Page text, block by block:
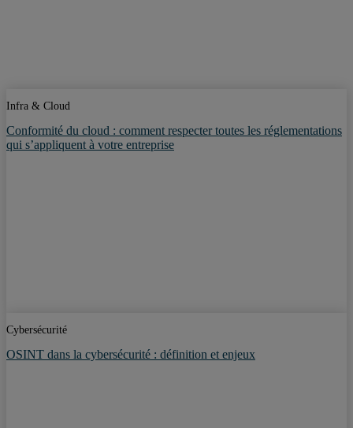
Infra & Cloud
Conformité du cloud : comment respecter toutes les réglementations
qui s’appliquent à votre entreprise
Cybersécurité
OSINT dans la cybersécurité : définition et enjeux